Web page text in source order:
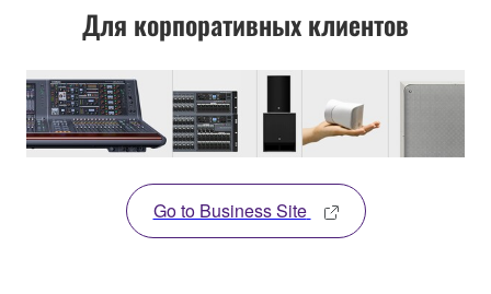
Для корпоративных клиентов
Go to Business Site